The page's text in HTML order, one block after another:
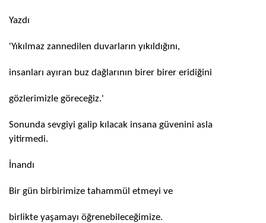
Yazdı
'Yıkılmaz zannedilen duvarların yıkıldığını,
insanları ayıran buz dağlarının birer birer eridiğini
gözlerimizle göreceğiz.'
Sonunda sevgiyi galip kılacak insana güvenini asla
yitirmedi.
İnandı
Bir gün birbirimize tahammül etmeyi ve
birlikte yaşamayı öğrenebileceğimize.